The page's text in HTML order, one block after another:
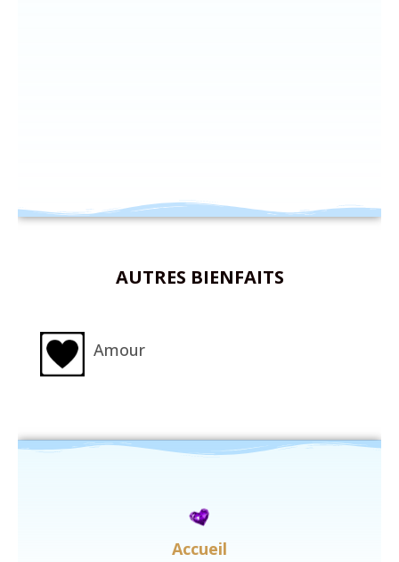
AUTRES BIENFAITS
Amour
Créativité & imagination
Accueil